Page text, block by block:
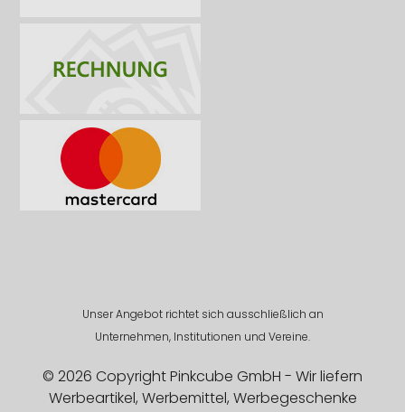
Unser Angebot richtet sich ausschließlich an
Unternehmen, Institutionen und Vereine.
© 2026 Copyright Pinkcube GmbH - Wir liefern
Werbeartikel, Werbemittel, Werbegeschenke